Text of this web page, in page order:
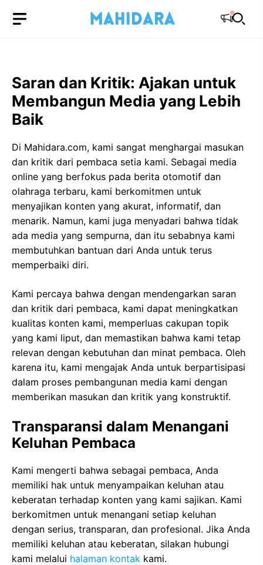
Saran dan Kritik: Ajakan untuk
Membangun Media yang Lebih
Baik
Di Mahidara.com, kami sangat menghargai masukan
dan kritik dari pembaca setia kami. Sebagai media
online yang berfokus pada berita otomotif dan
olahraga terbaru, kami berkomitmen untuk
menyajikan konten yang akurat, informatif, dan
menarik. Namun, kami juga menyadari bahwa tidak
ada media yang sempurna, dan itu sebabnya kami
membutuhkan bantuan dari Anda untuk terus
memperbaiki diri.
Kami percaya bahwa dengan mendengarkan saran
dan kritik dari pembaca, kami dapat meningkatkan
kualitas konten kami, memperluas cakupan topik
yang kami liput, dan memastikan bahwa kami tetap
relevan dengan kebutuhan dan minat pembaca. Oleh
karena itu, kami mengajak Anda untuk berpartisipasi
dalam proses pembangunan media kami dengan
memberikan masukan dan kritik yang konstruktif.
Transparansi dalam Menangani
Keluhan Pembaca
Kami mengerti bahwa sebagai pembaca, Anda
memiliki hak untuk menyampaikan keluhan atau
keberatan terhadap konten yang kami sajikan. Kami
berkomitmen untuk menangani setiap keluhan
dengan serius, transparan, dan profesional. Jika Anda
memiliki keluhan atau keberatan, silakan hubungi
kami melalui halaman kontak kami.